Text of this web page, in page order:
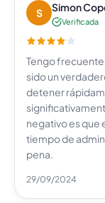
S Simon
Verificada
Tengo
sido un
detener
negativo es que
tiempo de
pena.
29/09/2024